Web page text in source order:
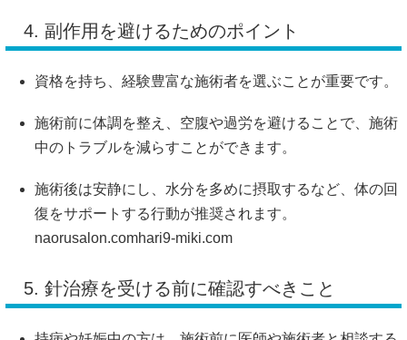
4. 副作用を避けるためのポイント
資格を持ち、経験豊富な施術者を選ぶことが重要です。
施術前に体調を整え、空腹や過労を避けることで、施術
中のトラブルを減らすことができます。
施術後は安静にし、水分を多めに摂取するなど、体の回
復をサポートする行動が推奨されます。
naorusalon.comhari9-miki.com
5. 針治療を受ける前に確認すべきこと